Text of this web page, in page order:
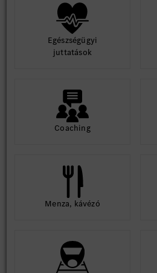
jutalmazzuk
*A fent felsorolt elemek a
meghatározott feltételek szerint
Hasznosítsd nálunk tudásod és
csatlakozz folyamatosan bővülő
jelölti adatbázisunkba, valamint
német/angol nyelvű szakmai
Egészségügyi
juttatások
Coaching
Menza, kávézó